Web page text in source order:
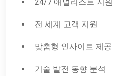
전 세계 고객 지원
맞춤형 인사이트 제공
기술 발전 동향 분석